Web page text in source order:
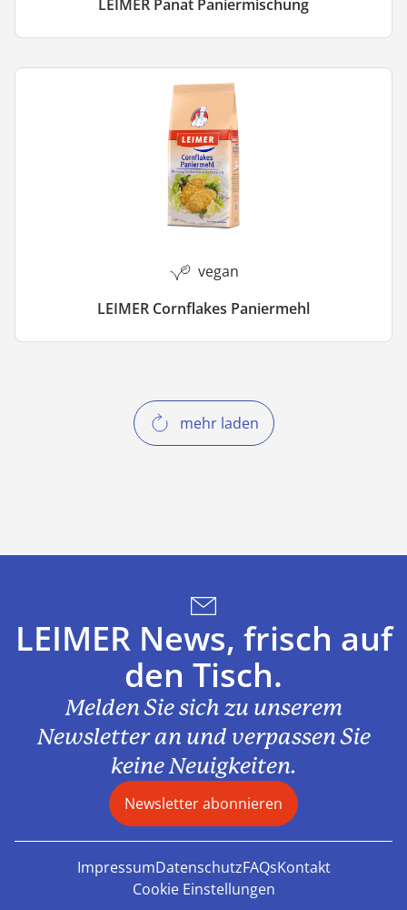
LEIMER Panat Paniermischung
vegan
LEIMER Cornflakes Paniermehl
mehr laden
LEIMER News, frisch auf
den Tisch.
Melden Sie sich zu unserem
Newsletter an und verpassen Sie
keine Neuigkeiten.
Newsletter abonnieren
ImpressumDatenschutzFAQsKontakt
Cookie Einstellungen